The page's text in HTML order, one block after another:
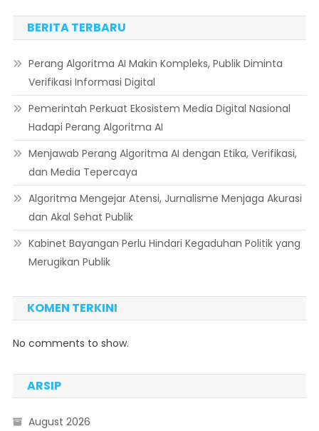
BERITA TERBARU
Perang Algoritma AI Makin Kompleks, Publik Diminta
Verifikasi Informasi Digital
Pemerintah Perkuat Ekosistem Media Digital Nasional
Hadapi Perang Algoritma AI
Menjawab Perang Algoritma AI dengan Etika, Verifikasi,
dan Media Tepercaya
Algoritma Mengejar Atensi, Jurnalisme Menjaga Akurasi
dan Akal Sehat Publik
Kabinet Bayangan Perlu Hindari Kegaduhan Politik yang
Merugikan Publik
KOMEN TERKINI
No comments to show.
ARSIP
August 2026